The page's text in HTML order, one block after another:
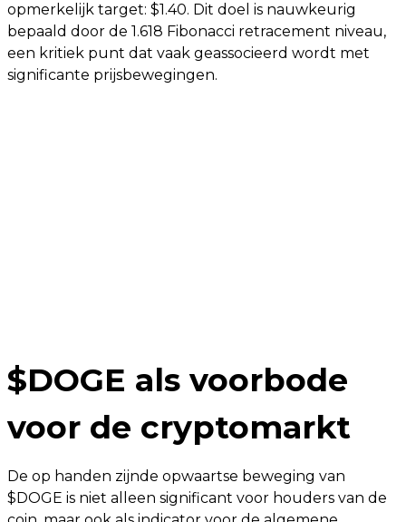
opmerkelijk target: $1.40. Dit doel is nauwkeurig
bepaald door de 1.618 Fibonacci retracement niveau,
een kritiek punt dat vaak geassocieerd wordt met
significante prijsbewegingen.
$DOGE als voorbode
voor de cryptomarkt
De op handen zijnde opwaartse beweging van
$DOGE is niet alleen significant voor houders van de